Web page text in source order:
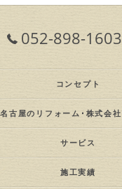
052-898-1603
コンセプト
サービス
施工実績